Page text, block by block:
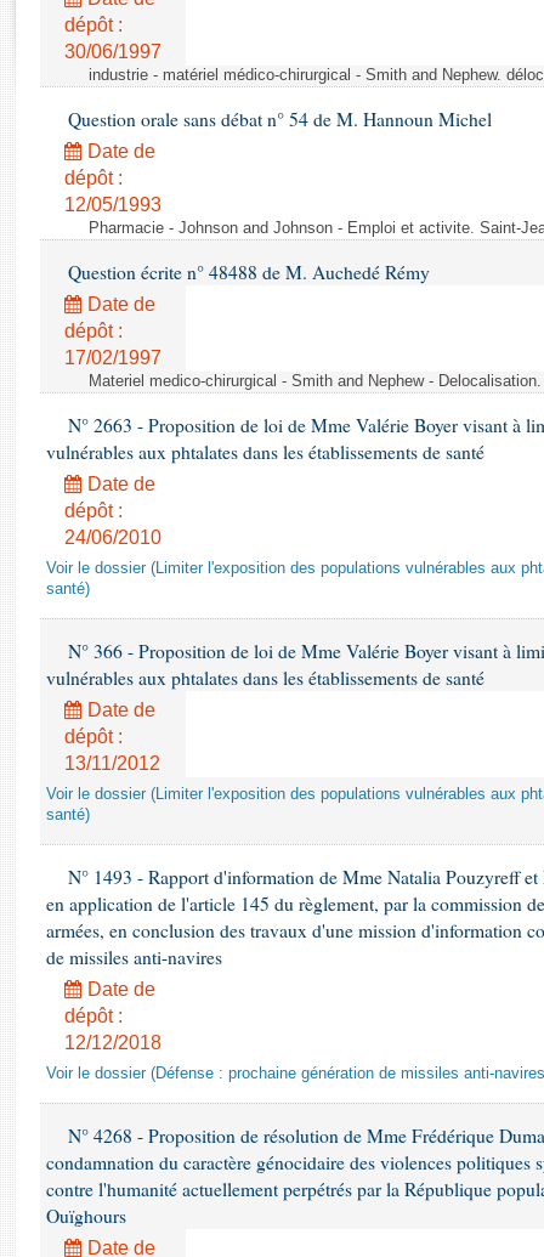
Rapports d'enquête
Rapports législatifs
Dossiers législatifs
Budget et sécurité sociale
Questions écrites et orales
dépôt :
30/06/1997
industrie - matériel médico-chirurgical - Smith and Nephew.
Question orale sans débat n° 54 de M. Hannoun Michel
Date de
dépôt :
12/05/1993
Pharmacie - Johnson and Johnson - Emploi et activite. Saint-
Question écrite n° 48488 de M. Auchedé Rémy
Date de
dépôt :
17/02/1997
Materiel medico-chirurgical - Smith and Nephew -
N° 2663 - Proposition de loi de Mme Valérie Boyer visant à
vulnérables aux phtalates dans les établissements de santé
Date de
dépôt :
24/06/2010
Voir le dossier (Limiter l'exposition des populations vulnérables aux
santé)
N° 366 - Proposition de loi de Mme Valérie Boyer visant à
vulnérables aux phtalates dans les établissements de santé
Date de
dépôt :
13/11/2012
Voir le dossier (Limiter l'exposition des populations vulnérables aux
santé)
N° 1493 - Rapport d'information de Mme Natalia Pouzyreff
en application de l'article 145 du règlement, par la commission
armées, en conclusion des travaux d'une mission d'information
de missiles anti-navires
Date de
dépôt :
12/12/2018
Voir le dossier (Défense : prochaine génération de missiles anti-
N° 4268 - Proposition de résolution de Mme Frédérique
condamnation du caractère génocidaire des violences politiques
contre l'humanité actuellement perpétrés par la République
Ouïghours
Date de